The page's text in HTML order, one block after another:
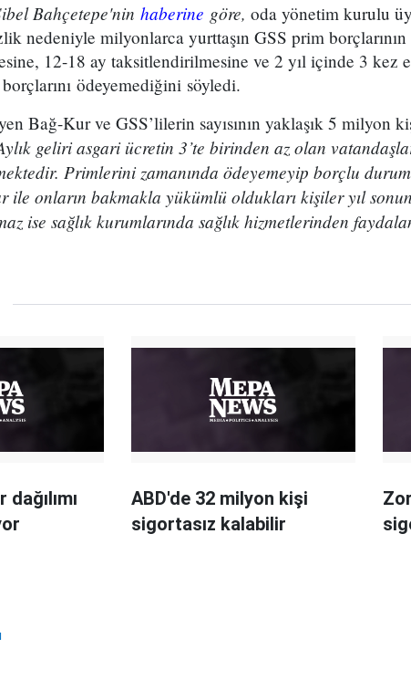
Bahçetepe'nin haberine göre, oda yönetim kurulu
nedeniyle milyonlarca yurttaşın GSS prim borçlarının
12-18 ay taksitlendirilmesine ve 2 yıl içinde 3 kez
ödeyemediğini söyledi.
Bağ-Kur ve GSS’lilerin sayısının yaklaşık 5
geliri asgari ücretin 3’te birinden az olan
Primlerini zamanında ödeyemeyip borçlu
ile onların bakmakla yükümlü oldukları kişiler yıl
ise sağlık kurumlarında sağlık hizmetlerinden
ABD'de 32 milyon kişi
sigortasız kalabilir